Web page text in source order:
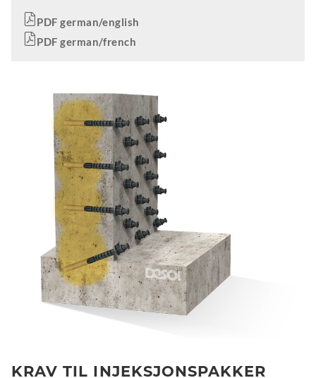
PDF german/english
PDF german/french
KRAV TIL INJEKSJONSPAKKER